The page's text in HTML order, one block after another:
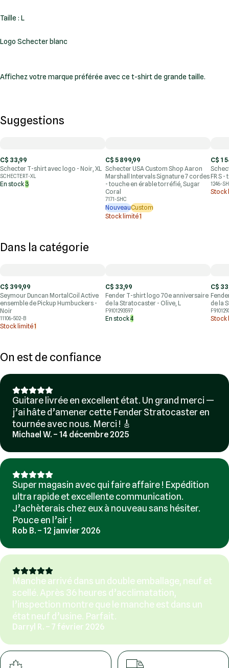
Taille : L
Logo Schecter blanc
Affichez votre marque préférée avec ce t-shirt de grande taille.
Suggestions
C$ 33,99
Schecter T-shirt avec logo - Noir, XL
SCHECTERT-XL
En stock 3
C$ 5 899,99
Schecter USA Custom Shop Aaron
Marshall Intervals Signature 7 cordes
- touche en érable torréfié, Sugar
Coral
7171-SHC
NouveauCustom
Stock limité1
C$ 1
FR S
1246-
Stock
Dans la catégorie
C$ 399,99
Seymour Duncan MortalCoil Active
ensemble de Pickup Humbuckers -
Noir
11106-502-B
Stock limité1
C$ 33,99
Fender T-shirt logo 70e anniversaire
de la Stratocaster - Olive, L
F9101293597
En stock4
C$
de la
Stock
On est de confiance
Guitare livrée en excellent état. Un grand merci —
j’ai hâte d’amener cette Fender Stratocaster en
tournée avec nous. Merci ! 🎸
Michael W. – 14 décembre 2025
Super magasin avec qui faire affaire ! Expédition
ultra rapide et excellente communication.
J’achèterais chez eux à nouveau sans hésiter.
Pouce en l’air !
Rob B. – 12 janvier 2026
Manche arrivé dans un double emballage, neuf et
scellé. Après 36 heures d’acclimatation,
l’inspection montre que le manche est dans un
état neuf d’usine. Parfait.
Darryl R. – 7 février 2026